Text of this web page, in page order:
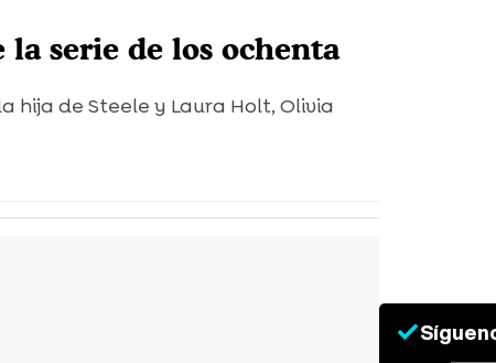
serie de los ochenta
hija de Steele y Laura Holt, Olivia